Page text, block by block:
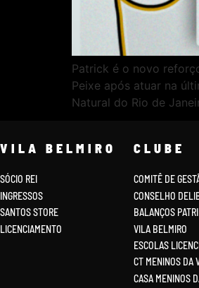
Patrick é o novo
Peixe após atuar na
Natural do Rio de
VILA BELMIRO
SÓCIO REI
INGRESSOS
SANTOS STORE
LICENCIAMENTO
CLUBE
COMITÊ DE
CONSELHO
BALANÇOS
VILA BELMIRO
ESCOLAS
CT MENINOS DA
CASA MENINOS